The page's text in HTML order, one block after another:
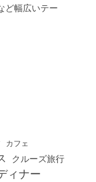
ど幅広いテー
カフェ
クルーズ旅行
ィナー